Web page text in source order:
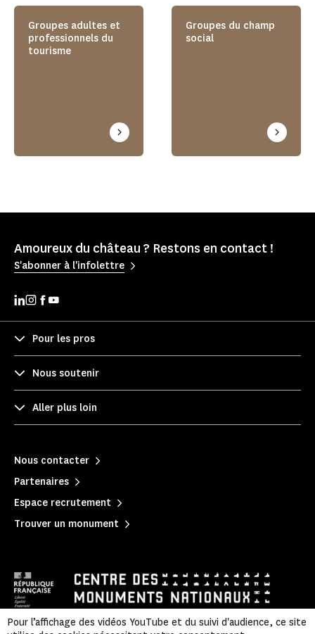
Groupes adultes et
professionnels du
tourisme
Groupes du champ
social
Amoureux du château ? Restons en contact !
S'abonner à l'infolettre
Pour les pros
Nous soutenir
Aller plus loin
Nous contacter
Partenaires
Espace recrutement
Trouver un monument
Pour l’affichage des vidéos YouTube et du suivi d'audience, ce site